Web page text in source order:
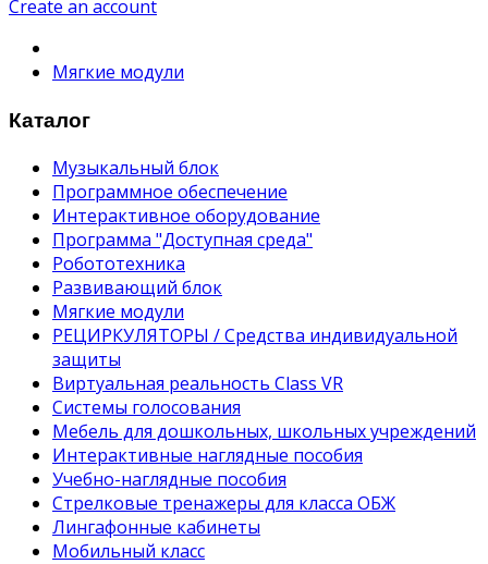
Create an account
Мягкие модули
Каталог
Музыкальный блок
Программное обеспечение
Интерактивное оборудование
Программа "Доступная среда"
Робототехника
Развивающий блок
Мягкие модули
РЕЦИРКУЛЯТОРЫ / Средства индивидуальной
защиты
Виртуальная реальность Class VR
Системы голосования
Мебель для дошкольных, школьных учреждений
Интерактивные наглядные пособия
Учебно-наглядные пособия
Стрелковые тренажеры для клаcса ОБЖ
Лингафонные кабинеты
Мобильный класс